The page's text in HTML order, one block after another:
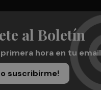
al Boletín
hora en tu email
suscribirme!